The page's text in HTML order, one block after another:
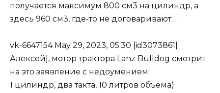
получается максимум 800 см3 на цилиндр, а
здесь 960 см3, где-то не договаривают…
vk-6647154 May 29, 2023, 05:30 [id3073861|
Алексей], мотор трактора Lanz Bulldog смотрит
на это заявление с недоумением:
1 цилиндр, два такта, 10 литров объёма)